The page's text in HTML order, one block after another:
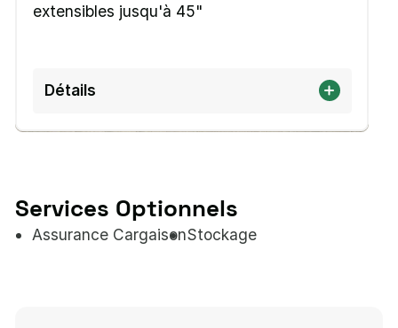
extensibles jusqu'à 45"
Détails
Services Optionnels
Assurance CargaisonStockage